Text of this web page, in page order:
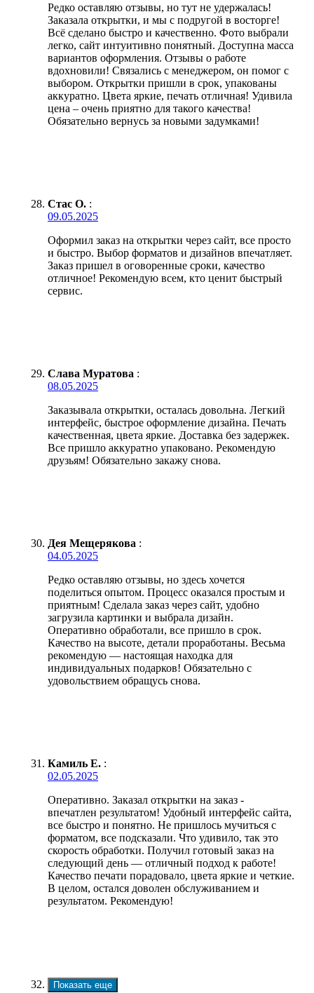
Редко оставляю отзывы, но тут не удержалась!
Заказала открытки, и мы с подругой в восторге!
Всё сделано быстро и качественно. Фото выбрали
легко, сайт интуитивно понятный. Доступна масса
вариантов оформления. Отзывы о работе
вдохновили! Связались с менеджером, он помог с
выбором. Открытки пришли в срок, упакованы
аккуратно. Цвета яркие, печать отличная! Удивила
цена – очень приятно для такого качества!
Обязательно вернусь за новыми задумками!
Стас О. :
09.05.2025
Оформил заказ на открытки через сайт, все просто
и быстро. Выбор форматов и дизайнов впечатляет.
Заказ пришел в оговоренные сроки, качество
отличное! Рекомендую всем, кто ценит быстрый
сервис.
Слава Муратова :
08.05.2025
Заказывала открытки, осталась довольна. Легкий
интерфейс, быстрое оформление дизайна. Печать
качественная, цвета яркие. Доставка без задержек.
Все пришло аккуратно упаковано. Рекомендую
друзьям! Обязательно закажу снова.
Дея Мещерякова :
04.05.2025
Редко оставляю отзывы, но здесь хочется
поделиться опытом. Процесс оказался простым и
приятным! Сделала заказ через сайт, удобно
загрузила картинки и выбрала дизайн.
Оперативно обработали, все пришло в срок.
Качество на высоте, детали проработаны. Весьма
рекомендую — настоящая находка для
индивидуальных подарков! Обязательно с
удовольствием обращусь снова.
Камиль Е. :
02.05.2025
Оперативно. Заказал открытки на заказ -
впечатлен результатом! Удобный интерфейс сайта,
все быстро и понятно. Не пришлось мучиться с
форматом, все подсказали. Что удивило, так это
скорость обработки. Получил готовый заказ на
следующий день — отличный подход к работе!
Качество печати порадовало, цвета яркие и четкие.
В целом, остался доволен обслуживанием и
результатом. Рекомендую!
Показать еще